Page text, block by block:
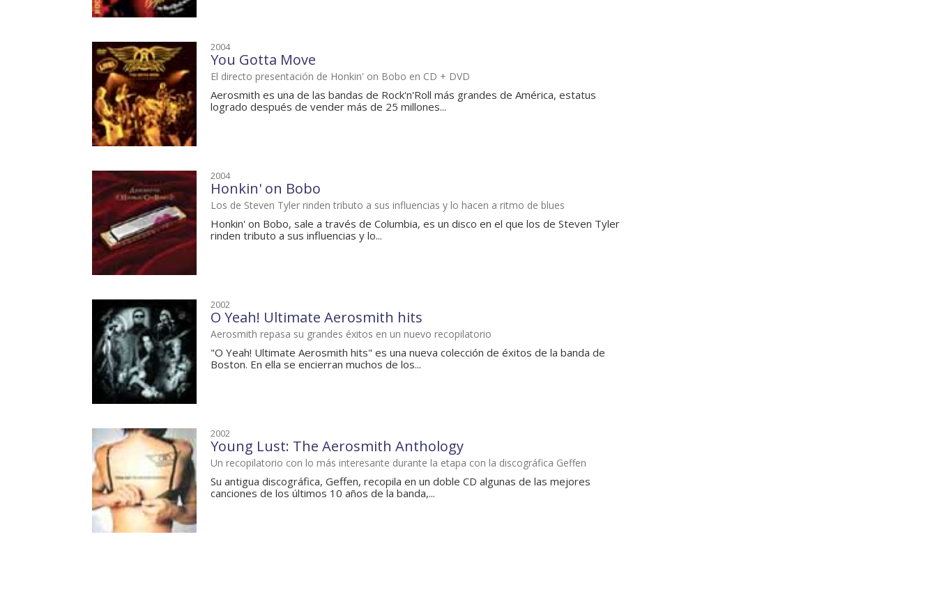
2004
You Gotta Move
El directo presentación de Honkin' on Bobo en CD + DVD
Aerosmith es una de las bandas de Rock'n'Roll más grandes de América, estatus
logrado después de vender más de 25 millones...
2004
Honkin' on Bobo
Los de Steven Tyler rinden tributo a sus influencias y lo hacen a ritmo de blues
Honkin' on Bobo, sale a través de Columbia, es un disco en el que los de Steven Tyler
rinden tributo a sus influencias y lo...
2002
O Yeah! Ultimate Aerosmith hits
Aerosmith repasa su grandes éxitos en un nuevo recopilatorio
"O Yeah! Ultimate Aerosmith hits" es una nueva colección de éxitos de la banda de
Boston. En ella se encierran muchos de los...
2002
Young Lust: The Aerosmith Anthology
Un recopilatorio con lo más interesante durante la etapa con la discográfica Geffen
Su antigua discográfica, Geffen, recopila en un doble CD algunas de las mejores
canciones de los últimos 10 años de la banda,...